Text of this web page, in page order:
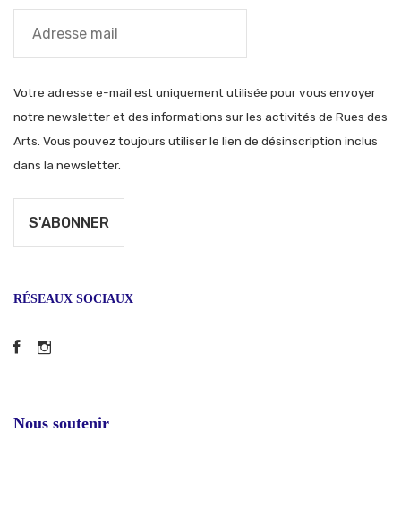
Votre adresse e-mail est uniquement utilisée pour vous envoyer
notre newsletter et des informations sur les activités de Rues des
Arts. Vous pouvez toujours utiliser le lien de désinscription inclus
dans la newsletter.
RÉSEAUX SOCIAUX
Facebook
Instagram
Nous soutenir